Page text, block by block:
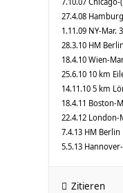
27.4.08
1.11.09 NY-Mar.
28.3.10 HM
18.4.10 Wien-
25.6.10 10 km
14.11.10 5 km
18.4.11 Boston-
22.4.12 London-
7.4.13 HM Berlin
5.5.13
Zitieren